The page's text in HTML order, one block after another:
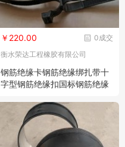
0成交
￥220.00
衡水荣达工程橡胶有限公司
钢筋绝缘卡钢筋绝缘绑扎带十
字型钢筋绝缘扣国标钢筋绝缘